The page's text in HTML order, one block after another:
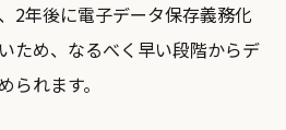
2年後に電子データ保存義務化
ため、なるべく早い段階からデ
られます。